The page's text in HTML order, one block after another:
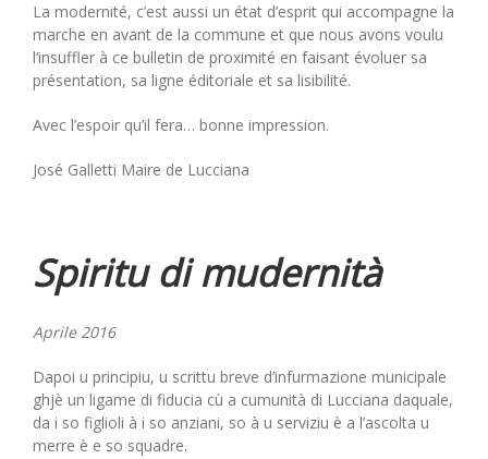
La modernité, c’est aussi un état d’esprit qui accompagne la
marche en avant de la commune et que nous avons voulu
l’insuffler à ce bulletin de proximité en faisant évoluer sa
présentation, sa ligne éditoriale et sa lisibilité.
Avec l’espoir qu’il fera… bonne impression.
José Galletti Maire de Lucciana
Spiritu di mudernità
Aprile 2016
Dapoi u principiu, u scrittu breve d’infurmazione municipale
ghjè un ligame di fiducia cù a cumunità di Lucciana daquale,
da i so figlioli à i so anziani, so à u serviziu è a l’ascolta u
merre è e so squadre.